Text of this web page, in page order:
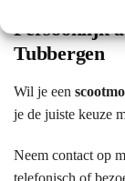
Persoonlijk
Tubbergen
Wil je een
je de juiste keuze
Neem contact op
telefonisch of